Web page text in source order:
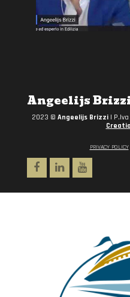
Angeelijs
2023 © Angeelijs Brizzi |
PRIVACY POLICY
Facebook
Linkedin